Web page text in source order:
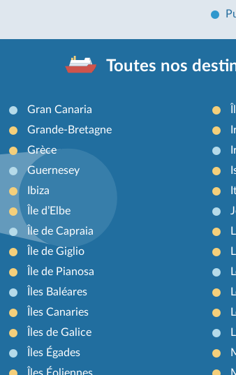
Toutes nos
Gran Canaria
Grande-Bretagne
Grèce
Guernesey
Ibiza
Île d’Elbe
Île de Capraia
Île de Giglio
Île de Pianosa
Îles Baléares
Îles Canaries
Îles de Galice
Îles Égades